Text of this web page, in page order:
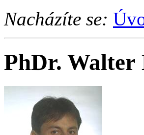
Nacházíte se:
PhDr. Walter